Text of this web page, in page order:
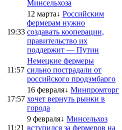
Минсельхоза
19:33
12 марта↓ Российским
фермерам нужно
создавать кооперации,
правительство их
поддержит — Путин
11:57
Немецкие фермеры
сильно пострадали от
российского продэмбарго
17:57
16 февраля↓ Минпромторг
хочет вернуть рынки в
города
11:21
9 февраля↓ Минсельхоз
вступился за фермеров на